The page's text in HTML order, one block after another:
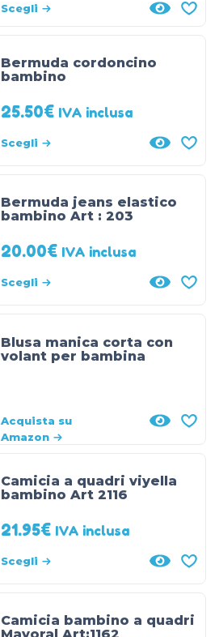
Scegli
Bermuda cordoncino
bambino
25.50€ IVA inclusa
Scegli
Bermuda jeans elastico
bambino Art : 203
20.00€ IVA inclusa
Scegli
Blusa manica corta con
volant per bambina
Acquista su
Amazon
Camicia a quadri viyella
bambino Art 2116
21.95€ IVA inclusa
Scegli
Camicia bambino a quadri